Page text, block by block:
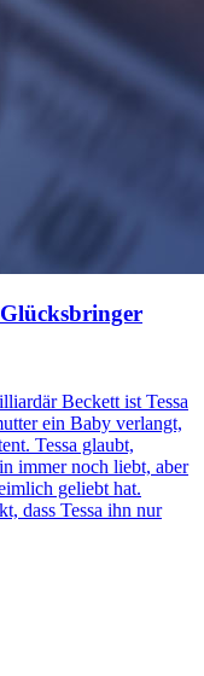
Beckett ist Tessa
ein Baby verlangt,
Tessa glaubt,
immer noch liebt, aber
geliebt hat.
dass Tessa ihn nur